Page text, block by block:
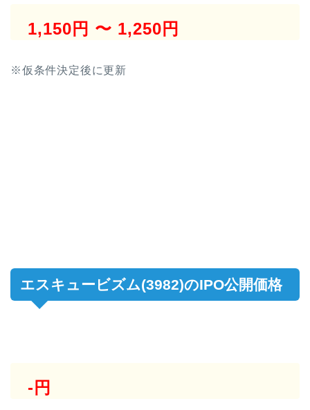
1,150円 〜 1,250円
※仮条件決定後に更新
エスキュービズム(3982)のIPO公開価格
-円